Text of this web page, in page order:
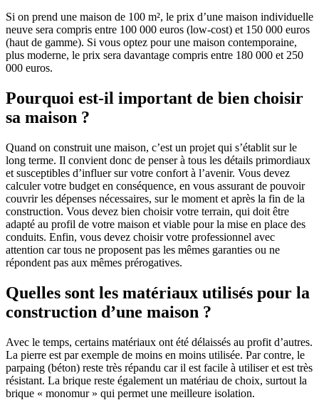
Si on prend une maison de 100 m², le prix d’une maison individuelle
neuve sera compris entre 100 000 euros (low-cost) et 150 000 euros
(haut de gamme). Si vous optez pour une maison contemporaine,
plus moderne, le prix sera davantage compris entre 180 000 et 250
000 euros.
Pourquoi est-il important de bien choisir
sa maison ?
Quand on construit une maison, c’est un projet qui s’établit sur le
long terme. Il convient donc de penser à tous les détails primordiaux
et susceptibles d’influer sur votre confort à l’avenir. Vous devez
calculer votre budget en conséquence, en vous assurant de pouvoir
couvrir les dépenses nécessaires, sur le moment et après la fin de la
construction. Vous devez bien choisir votre terrain, qui doit être
adapté au profil de votre maison et viable pour la mise en place des
conduits. Enfin, vous devez choisir votre professionnel avec
attention car tous ne proposent pas les mêmes garanties ou ne
répondent pas aux mêmes prérogatives.
Quelles sont les matériaux utilisés pour la
construction d’une maison ?
Avec le temps, certains matériaux ont été délaissés au profit d’autres.
La pierre est par exemple de moins en moins utilisée. Par contre, le
parpaing (béton) reste très répandu car il est facile à utiliser et est très
résistant. La brique reste également un matériau de choix, surtout la
brique « monomur » qui permet une meilleure isolation.